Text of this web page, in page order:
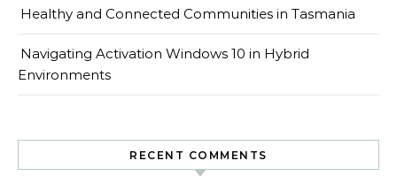
Healthy and Connected Communities in Tasmania
Navigating Activation Windows 10 in Hybrid
Environments
RECENT COMMENTS